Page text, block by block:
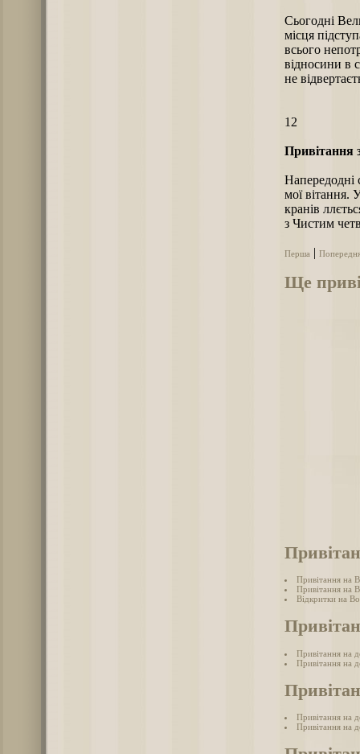
Сьогодні
місця
всього
відносини в
не
12
Привітання
Напередодні
мої вітання.
кранів
з Чистим
Перша
Ще
Привітання на
Привітання на
Відкритки на
Привітання на
Привітання на
Привітання на
Привітання на